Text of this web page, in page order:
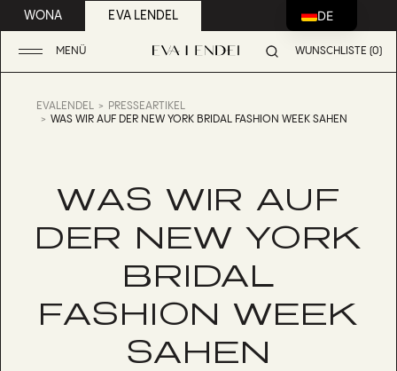
WONA EVA LENDEL
MENÜ WUNSCHLISTE (0)
EVALENDEL
PRESSEARTIKEL
WAS WIR AUF DER NEW YORK BRIDAL FASHION WEEK SAHEN
WAS WIR AUF
DER NEW YORK
BRIDAL
FASHION WEEK
SAHEN
DE